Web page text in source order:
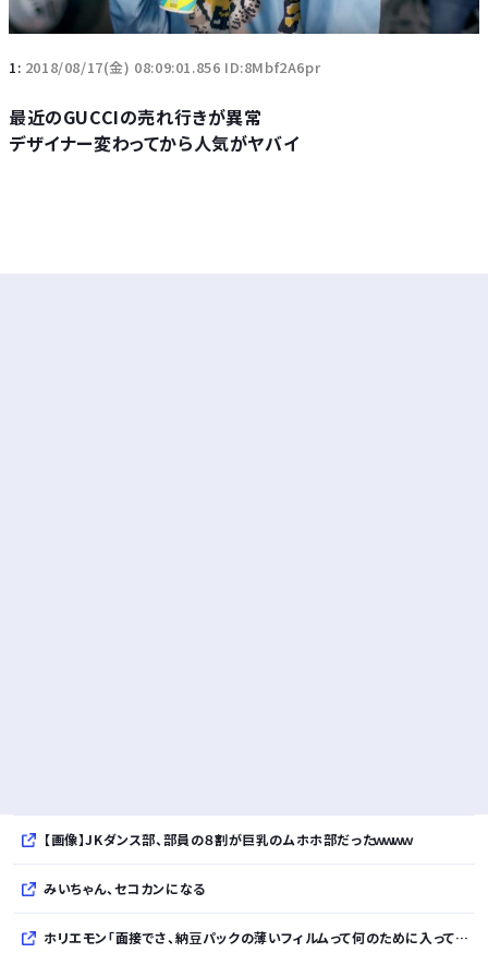
1: 2018/08/17(金) 08:09:01.856 ID:8Mbf2A6pr
最近のGUCCIの売れ行きが異常
デザイナー変わってから人気がヤバイ
【画像】JKダンス部、部員の８割が巨乳のムホホ部だったｗｗｗｗ
みいちゃん、セコカンになる
ホリエモン「面接でさ、納豆パックの薄いフィルムって何のために入っていの？って聞くわけ」